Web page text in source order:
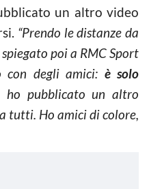
un altro video
“Prendo le distanze da
poi a RMC Sport
degli amici: è solo
ho pubblicato un altro
tutti. Ho amici di colore,